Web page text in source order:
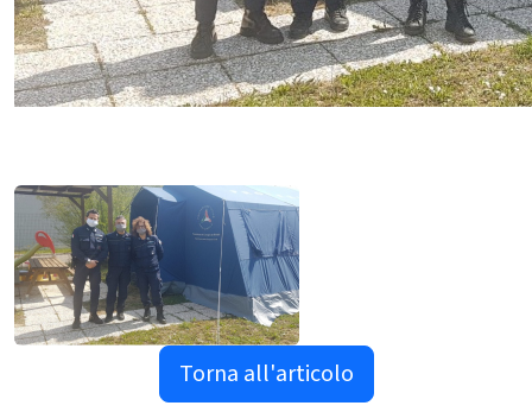
Torna all'articolo